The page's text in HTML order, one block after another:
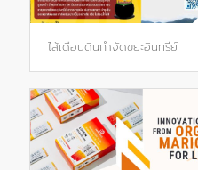
ไส้เดือนดินกำจัดขยะอินทรีย์